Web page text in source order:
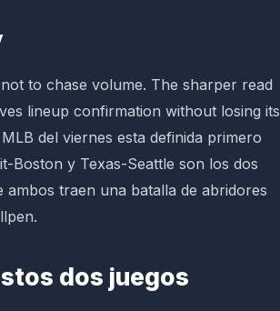
to chase volume. The sharper read
lineup confirmation without losing its
del viernes esta definida primero
Boston y Texas-Seattle son los dos
ambos traen una batalla de abridores
dos juegos